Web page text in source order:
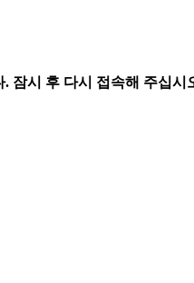
잠시 후 다시 접속해 주십시